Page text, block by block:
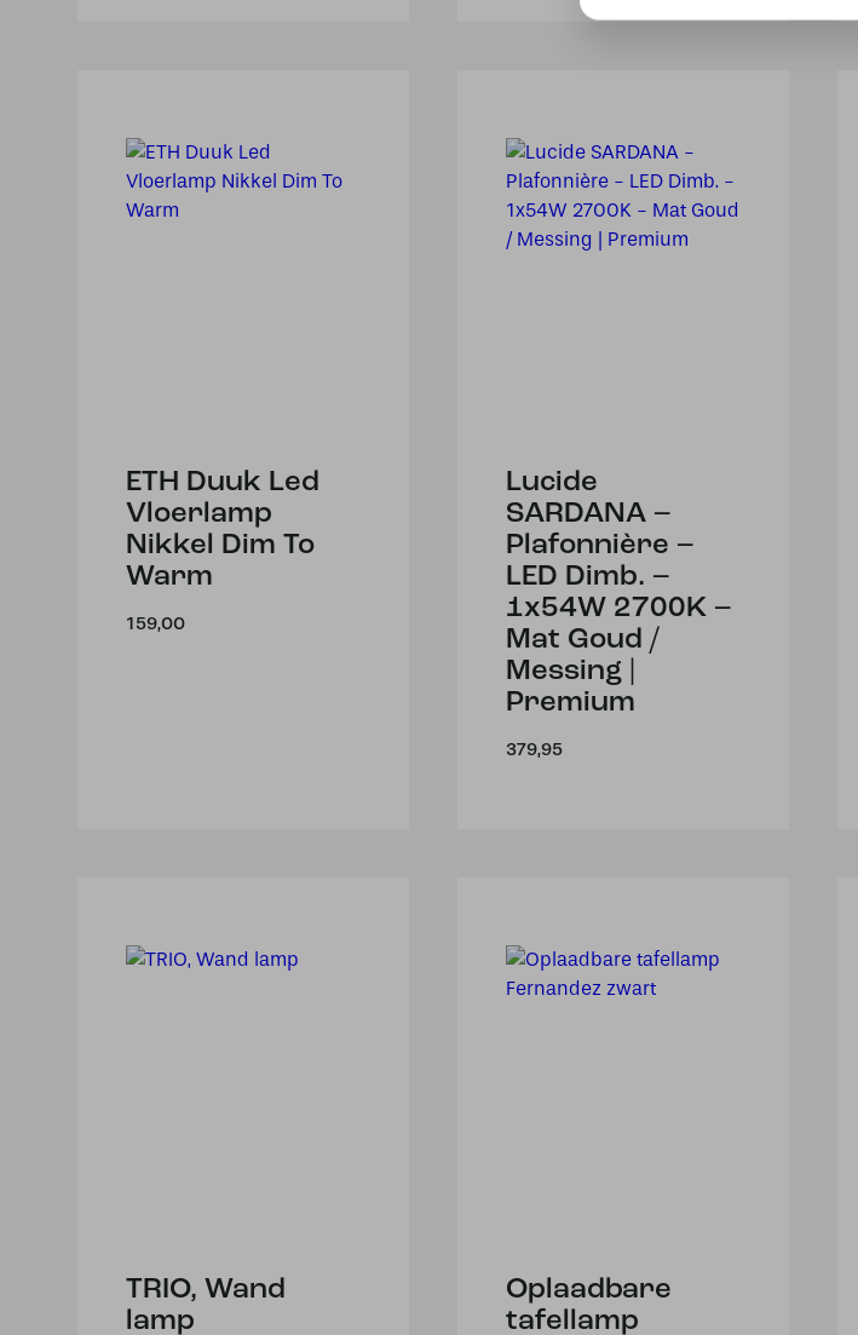
ETH Duuk Led
Vloerlamp
Nikkel Dim To
Warm
159,00
Lucide
SARDANA –
Plafonnière –
LED Dimb. –
1x54W 2700K –
Mat Goud /
Messing |
Premium
379,95
TRIO, Wand
lamp
Oplaadbare
tafellamp